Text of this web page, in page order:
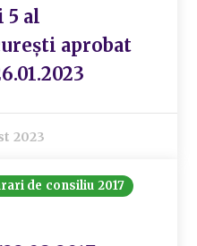
5 al
aprobat
2023
de consiliu 2017